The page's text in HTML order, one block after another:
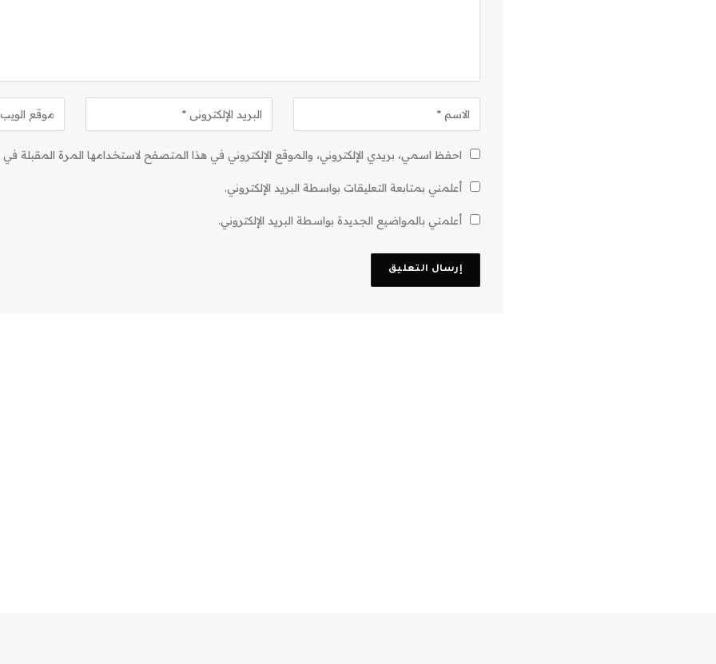
احفظ اسمي، بريدي الإلكتروني، والموقع الإلكتروني في هذا المتصفح لاستخدامها المرة المقبلة في
أعلمني بمتابعة التعليقات بواسطة البريد الإلكتروني.
أعلمني بالمواضيع الجديدة بواسطة البريد الإلكتروني.